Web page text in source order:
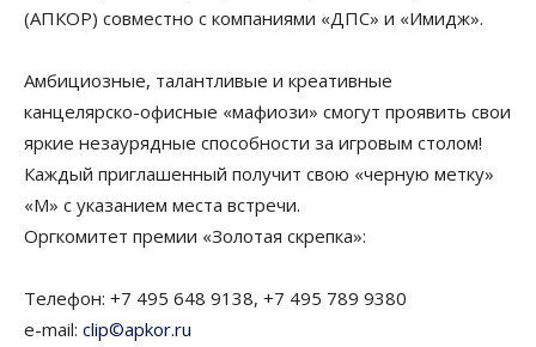
(АПКОР) совместно с компаниями «ДПС» и «Имидж».
Амбициозные, талантливые и креативные
канцелярско-офисные «мафиози» смогут проявить свои
яркие незаурядные способности за игровым столом!
Каждый приглашенный получит свою «черную метку»
«M» с указанием места встречи.
Оргкомитет премии «Золотая скрепка»:
Телефон: +7 495 648 9138, +7 495 789 9380
e-mail: clip©apkor.ru